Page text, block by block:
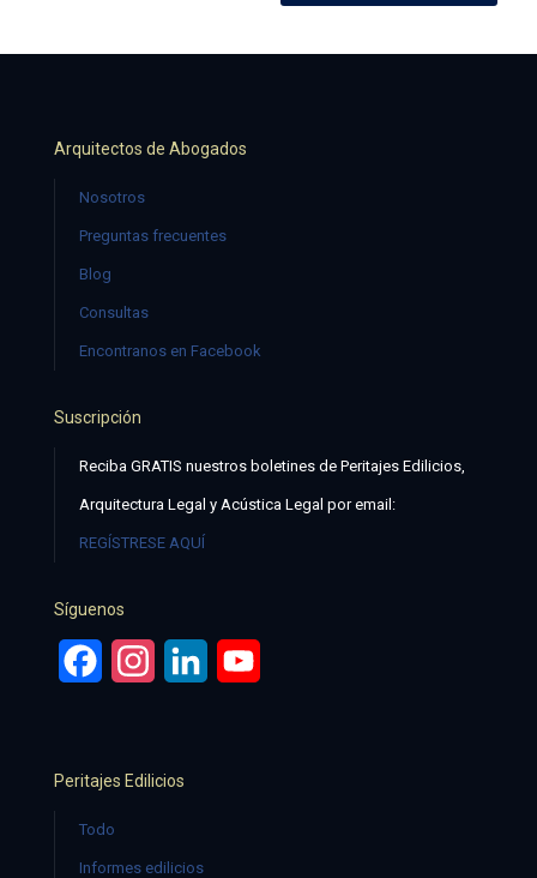
Arquitectos de Abogados
Nosotros
Preguntas frecuentes
Blog
Consultas
Encontranos en Facebook
Suscripción
Reciba GRATIS nuestros boletines de Peritajes Edilicios,
Arquitectura Legal y Acústica Legal por email:
REGÍSTRESE AQUÍ
Síguenos
FacebookInstagramLinkedIn
Peritajes Edilicios
Todo
Informes edilicios